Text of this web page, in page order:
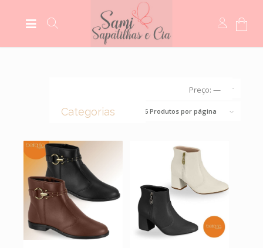
Ordenar porPadrão
16 Produtos por página
Preço: —
Categorias
BOLSAS
BOTAS
MEIAS (5)
MOCASSIM
SANDÁLIAS